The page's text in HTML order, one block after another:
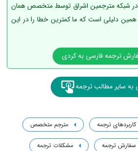
شبکه مترجمین اشراق توسط متخصص همان
دلیلی است که ما کمترین خطا را در این
ترجمه فارسی به کردی
سایر مطالب ترجمه
کاربردهای ترجمه مترجم متخصص
سفارش ترجمه مشکلات ترجمه